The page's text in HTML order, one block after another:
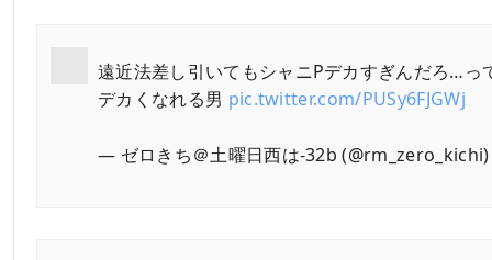
遠近法差し引いてもシャニPデカすぎんだろ…っ
デカくなれる男 pic.twitter.com/PUSy6FJGWj
— ゼロきち＠土曜日西は-32b